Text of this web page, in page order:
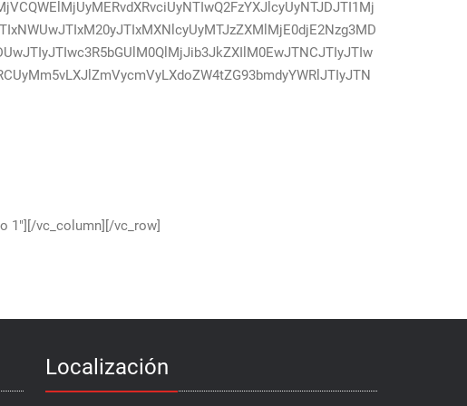
1″][/vc_column][/vc_row]
Localización